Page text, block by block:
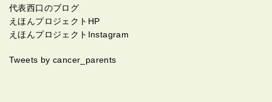
代表西口のブログ
えほんプロジェクトHP
えほんプロジェクトInstagram
Tweets by cancer_parents